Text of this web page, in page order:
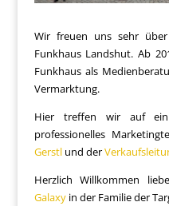
Wir freuen uns sehr
Funkhaus Landshut. Ab
Funkhaus als
Vermarktung.
Hier treffen wir auf ein
professionelles
Gerstlund der
Herzlich Willkommen
Galaxyin der Familie der